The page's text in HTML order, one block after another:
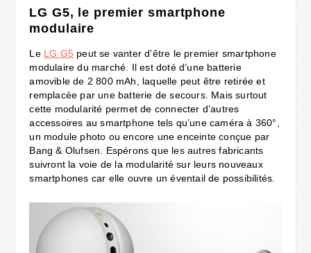
LG G5, le premier smartphone
modulaire
Le LG G5 peut se vanter d’être le premier smartphone
modulaire du marché. Il est doté d’une batterie
amovible de 2 800 mAh, laquelle peut être retirée et
remplacée par une batterie de secours. Mais surtout
cette modularité permet de connecter d’autres
accessoires au smartphone tels qu’une caméra à 360°,
un module photo ou encore une enceinte conçue par
Bang & Olufsen. Espérons que les autres fabricants
suivront la voie de la modularité sur leurs nouveaux
smartphones car elle ouvre un éventail de possibilités.